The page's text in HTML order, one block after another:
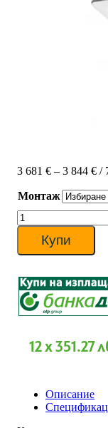
3 681 € – 3 844 €
3
/
Монтаж
количество
за
Касетъчен
климатик
RCG-
54LRLA/ROG-
54LETL,
BTU,
Купи
12 x 351.27
Описание